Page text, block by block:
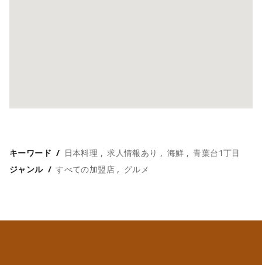
キーワード 日本料理 求人情報あり 海鮮
青葉台1丁目
ジャンル
すべての加盟店 グルメ